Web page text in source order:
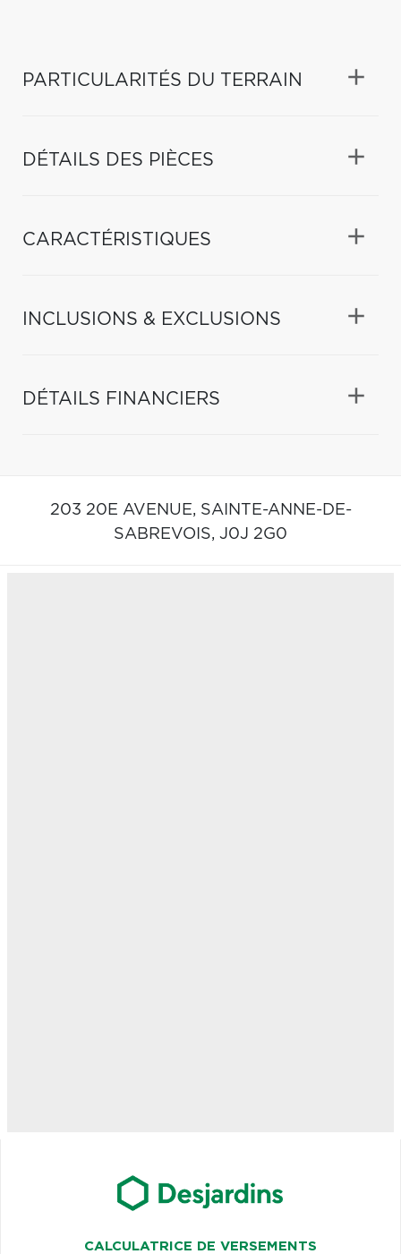
PARTICULARITÉS DU TERRAIN
DÉTAILS DES PIÈCES
CARACTÉRISTIQUES
INCLUSIONS & EXCLUSIONS
DÉTAILS FINANCIERS
203 20E AVENUE, SAINTE-ANNE-DE-
SABREVOIS, J0J 2G0
CALCULATRICE DE VERSEMENTS